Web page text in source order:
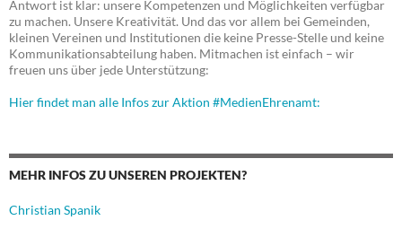
Antwort ist klar: unsere Kompetenzen und Möglichkeiten verfügbar
zu machen. Unsere Kreativität. Und das vor allem bei Gemeinden,
kleinen Vereinen und Institutionen die keine Presse-Stelle und keine
Kommunikationsabteilung haben. Mitmachen ist einfach – wir
freuen uns über jede Unterstützung:
Hier findet man alle Infos zur Aktion #MedienEhrenamt:
MEHR INFOS ZU UNSEREN PROJEKTEN?
Christian Spanik